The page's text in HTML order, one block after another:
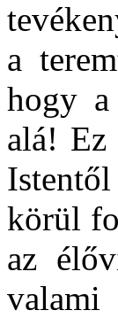
a
hogy a
alá! Ez
körül
az
valami